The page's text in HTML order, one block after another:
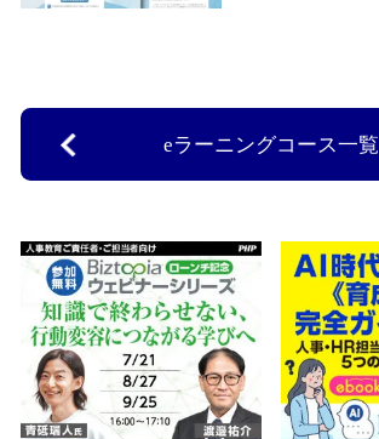
eラーニングコース一覧